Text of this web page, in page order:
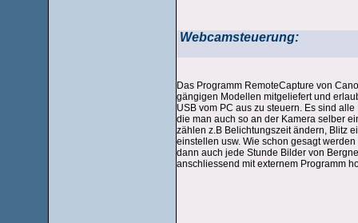
Webcamsteuerung:
Das Programm RemoteCapture von
gängigen Modellen mitgeliefert und
USB vom PC aus zu steuern. Es sind
die man auch so an der Kamera selber
zählen z.B Belichtungszeit ändern, Blitz
einstellen usw. Wie schon gesagt
dann auch jede Stunde Bilder von
anschliessend mit externem Programm